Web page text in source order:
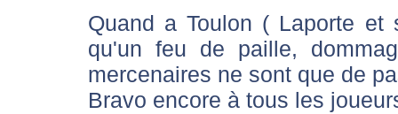
Quand a Toulon ( Laporte et
qu'un feu de paille,
mercenaires ne sont que de
Bravo encore à tous les